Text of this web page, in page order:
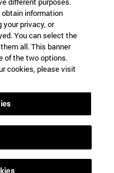
obtain information
privacy, or
You can select the
all. This banner
of the two options.
cookies, please visit